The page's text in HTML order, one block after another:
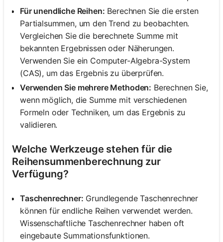
Für unendliche Reihen: Berechnen Sie die ersten
Partialsummen, um den Trend zu beobachten.
Vergleichen Sie die berechnete Summe mit
bekannten Ergebnissen oder Näherungen.
Verwenden Sie ein Computer-Algebra-System
(CAS), um das Ergebnis zu überprüfen.
Verwenden Sie mehrere Methoden: Berechnen Sie,
wenn möglich, die Summe mit verschiedenen
Formeln oder Techniken, um das Ergebnis zu
validieren.
Welche Werkzeuge stehen für die
Reihensummenberechnung zur
Verfügung?
Taschenrechner: Grundlegende Taschenrechner
können für endliche Reihen verwendet werden.
Wissenschaftliche Taschenrechner haben oft
eingebaute Summationsfunktionen.